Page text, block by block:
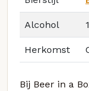
Alcohol
Herkomst
Bij Beer in a